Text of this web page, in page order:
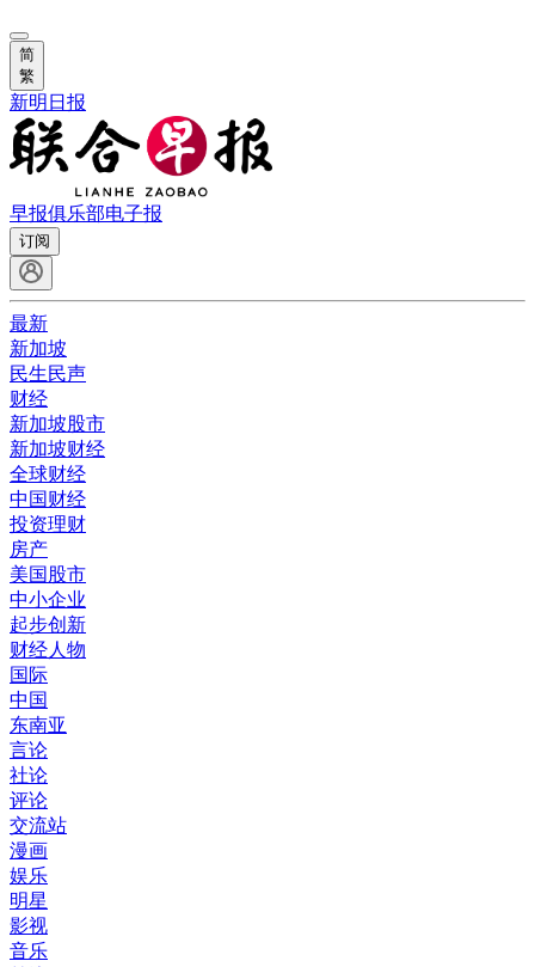
简
繁
新明日报
早报俱乐部电子报
订阅
最新
新加坡
民生民声
财经
新加坡股市
新加坡财经
全球财经
中国财经
投资理财
房产
美国股市
中小企业
起步创新
财经人物
国际
中国
东南亚
言论
社论
评论
交流站
漫画
娱乐
明星
影视
音乐